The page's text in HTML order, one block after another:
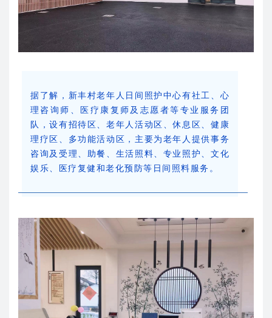
据了解，新丰村老年人日间照护中心有社工、心
理咨询师、医疗康复师及志愿者等专业服务团
队，设有招待区、老年人活动区、休息区、健康
理疗区、多功能活动区，主要为老年人提供事务
咨询及受理、助餐、生活照料、专业照护、文化
娱乐、医疗复健和老化预防等日间照料服务。